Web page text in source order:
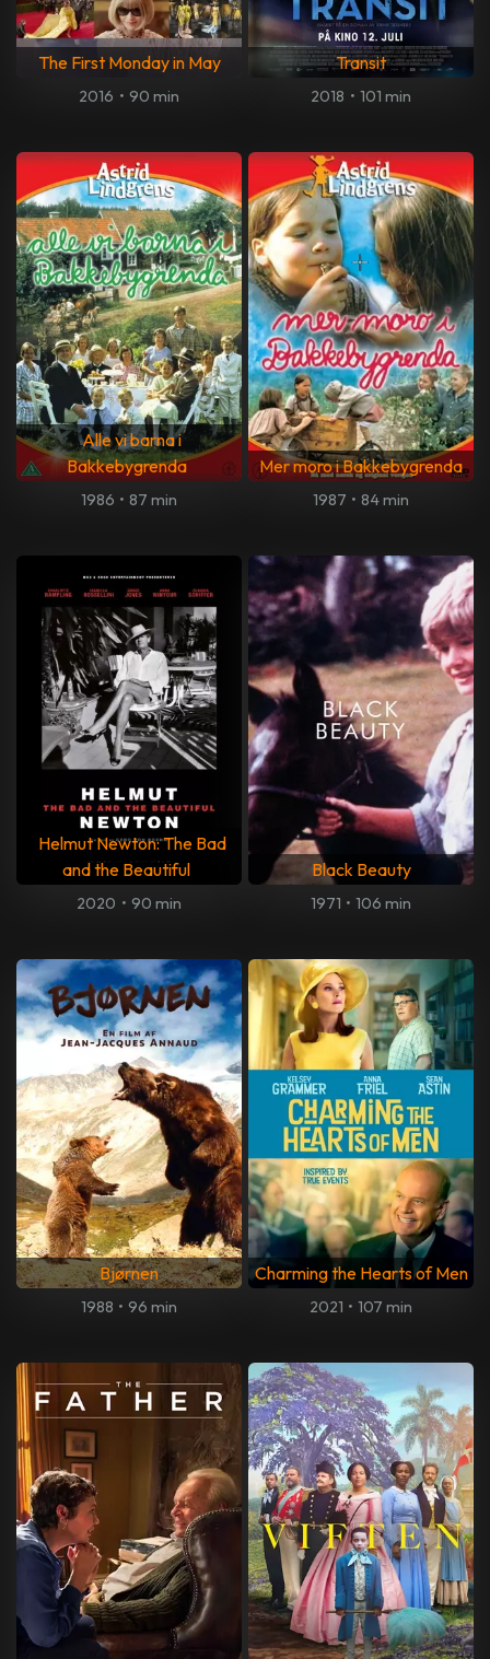
The First Monday in May
2016 • 90 min
Transit
2018 • 101 min
Alle vi barna i
Bakkebygrenda
1986 • 87 min
Mer moro i Bakkebygrenda
1987 • 84 min
Helmut Newton: The Bad
and the Beautiful
2020 • 90 min
Black Beauty
1971 • 106 min
Bjørnen
1988 • 96 min
Charming the Hearts of Men
2021 • 107 min